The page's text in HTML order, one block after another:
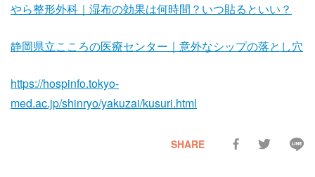
やら整形外科｜湿布の効果は何時間？いつ貼るといい？
静岡県立こころの医療センター｜意外なシップの落とし穴
https://hospinfo.tokyo-
med.ac.jp/shinryo/yakuzai/kusuri.html
SHARE